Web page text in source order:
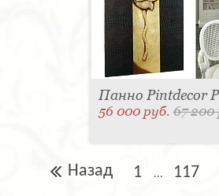
Панно Pintdecor
56 000 руб.67 200
Назад 1 ... 117